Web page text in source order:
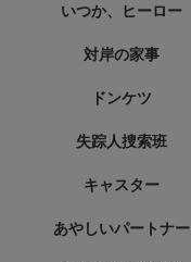
いつか、ヒーロー
対岸の家事
ドンケツ
失踪人捜索班
キャスター
あやしいパートナー